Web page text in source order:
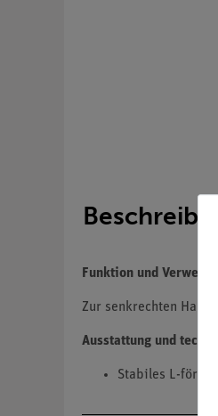
Funktion und
Zur senkrechten
Ausstattung und
Stabiles L-